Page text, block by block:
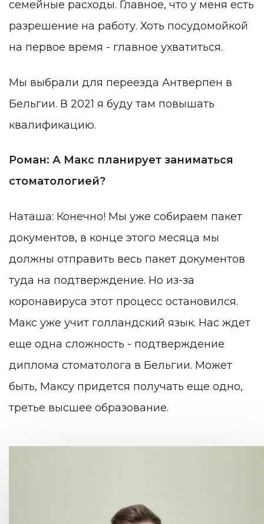
семейные расходы. Главное, что у меня есть
разрешение на работу. Хоть посудомойкой
на первое время - главное ухватиться.
Мы выбрали для переезда Антверпен в
Бельгии. В 2021 я буду там повышать
квалификацию.
Роман: А Макс планирует заниматься
стоматологией?
Наташа: Конечно! Мы уже собираем пакет
документов, в конце этого месяца мы
должны отправить весь пакет документов
туда на подтверждение. Но из-за
коронавируса этот процесс остановился.
Макс уже учит голландский язык. Нас ждет
еще одна сложность - подтверждение
диплома стоматолога в Бельгии. Может
быть, Максу придется получать еще одно,
третье высшее образование.